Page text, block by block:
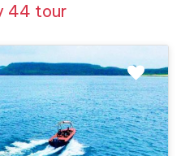
44 tour